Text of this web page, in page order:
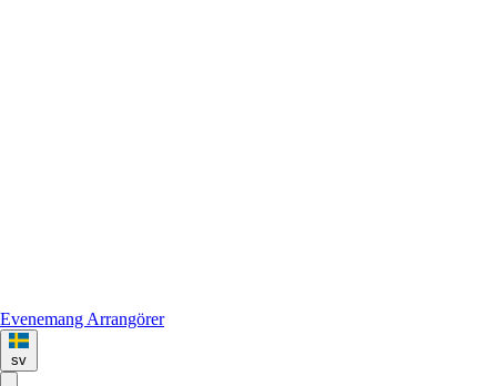
Evenemang Arrangörer
sv